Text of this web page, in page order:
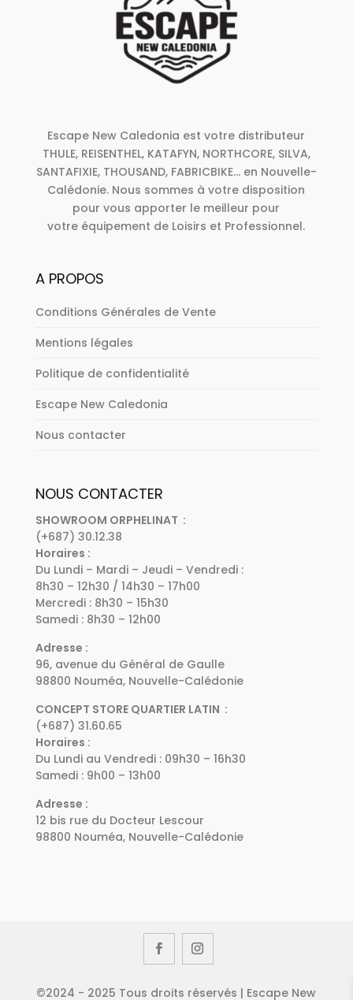
Escape New Caledonia est votre distributeur
THULE, REISENTHEL, KATAFYN, NORTHCORE, SILVA,
SANTAFIXIE, THOUSAND, FABRICBIKE... en Nouvelle-
Calédonie. Nous sommes à votre disposition
pour vous apporter le meilleur pour
votre équipement de Loisirs et Professionnel.
A PROPOS
Conditions Générales de Vente
Mentions légales
Politique de confidentialité
Escape New Caledonia
Nous contacter
NOUS CONTACTER
SHOWROOM ORPHELINAT :
(+687) 30.12.38
Horaires :
Du Lundi – Mardi – Jeudi – Vendredi :
8h30 – 12h30 / 14h30 – 17h00
Mercredi : 8h30 – 15h30
Samedi : 8h30 – 12h00
Adresse :
96, avenue du Général de Gaulle
98800 Nouméa, Nouvelle-Calédonie
CONCEPT STORE QUARTIER LATIN :
(+687) 31.60.65
Horaires :
Du Lundi au Vendredi : 09h30 – 16h30
Samedi : 9h00 – 13h00
Adresse :
12 bis rue du Docteur Lescour
98800 Nouméa, Nouvelle-Calédonie
©2024 - 2025 Tous droits réservés | Escape New